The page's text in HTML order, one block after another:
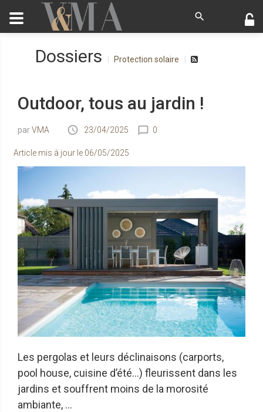
Dossiers Protection solaire
Outdoor, tous au jardin !
VMA 23/04/2025 0
Article mis à jour le 06/05/2025
Les pergolas et leurs déclinaisons (carports,
pool house, cuisine d’été…) fleurissent dans les
jardins et souffrent moins de la morosité
ambiante, ...